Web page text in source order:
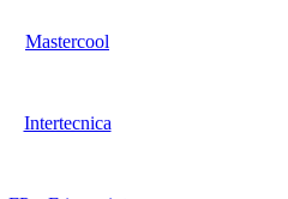
Mastercool
Intertecnica